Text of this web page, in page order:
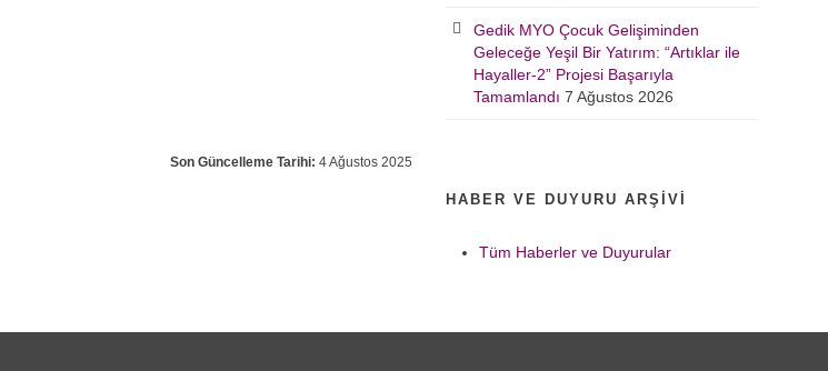
Son Güncelleme Tarihi: 4 Ağustos 2025
Gedik MYO Çocuk Gelişiminden
Geleceğe Yeşil Bir Yatırım: “Artıklar ile
Hayaller-2” Projesi Başarıyla
Tamamlandı 7 Ağustos 2026
HABER VE DUYURU ARŞIVI
Tüm Haberler ve Duyurular